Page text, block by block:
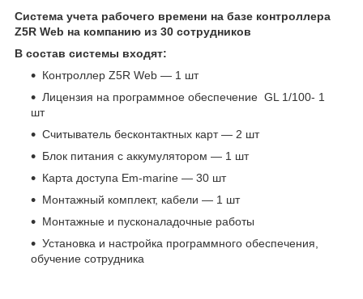
Система учета рабочего времени на базе контроллера
Z5R Web на компанию из 30 сотрудников
В состав системы входят:
Контроллер Z5R Web ― 1 шт
Лицензия на программное обеспечение GL 1/100- 1
шт
Считыватель бесконтактных карт ― 2 шт
Блок питания с аккумулятором ― 1 шт
Карта доступа Em-marine ― 30 шт
Монтажный комплект, кабели ― 1 шт
Монтажные и пусконаладочные работы
Установка и настройка программного обеспечения,
обучение сотрудника